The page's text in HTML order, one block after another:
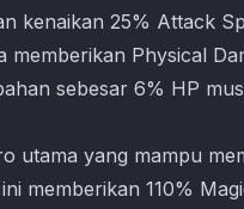
kenaikan 25% Attack
memberikan Physical
sebesar 6% HP
utama yang mampu
memberikan 110%